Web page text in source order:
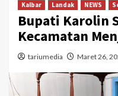
Kalbar Landak NEWS
Bupati Karolin
Kecamatan
tariumedia Maret 26,